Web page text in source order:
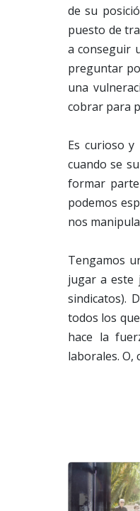
de su
puesto de
a conseguir
preguntar
una
cobrar para
Es curioso
cuando se
formar parte
podemos
nos
Tengamos
jugar a este
sindicatos).
todos los
hace la
laborales. O,